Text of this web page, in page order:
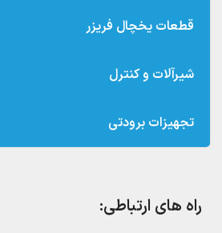
قطعات یخچال فریزر
شیرآلات و کنترل
تجهیزات برودتی
راه های ارتباطی: